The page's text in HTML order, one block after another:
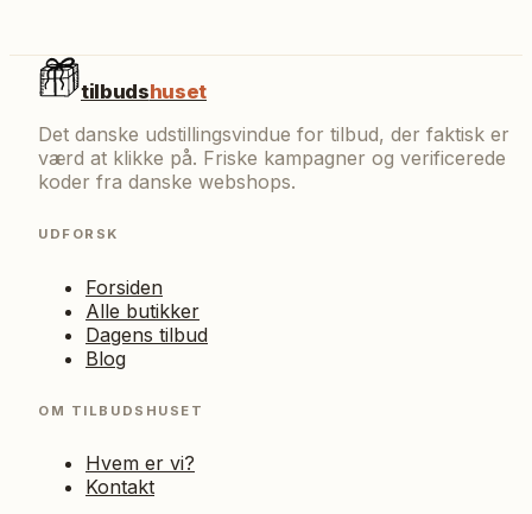
tilbudshuset
Det danske udstillingsvindue for tilbud, der faktisk er
værd at klikke på. Friske kampagner og verificerede
koder fra danske webshops.
UDFORSK
Forsiden
Alle butikker
Dagens tilbud
Blog
OM TILBUDSHUSET
Hvem er vi?
Kontakt